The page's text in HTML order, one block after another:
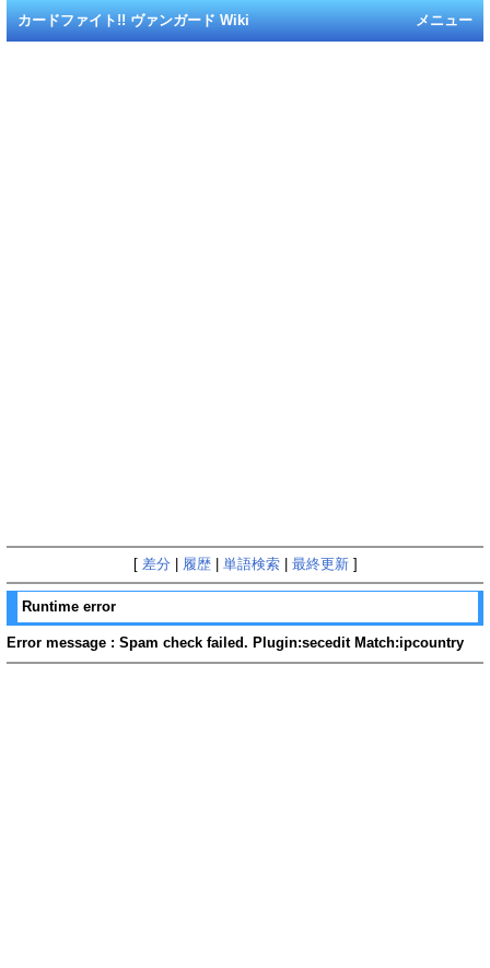
メニュー
カードファイト!! ヴァンガード Wiki
[ 差分 履歴| 単語検索| 最終更新]
Runtime error
Error message : Spam check failed. Plugin:secedit Match:ipcountry